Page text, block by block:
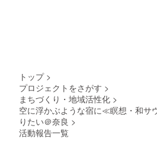
トップ >
プロジェクトをさがす >
まちづくり・地域活性化 >
空に浮かぶような宿に≪瞑想・和サ
りたい＠奈良 >
活動報告一覧